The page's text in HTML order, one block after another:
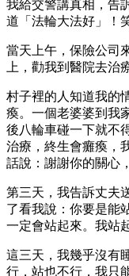
我給交警講真相，告
道「法輪大法好」！
當天上午，保險公司
上，勸我到醫院去治
村子裡的人知道我的
瘓。一個老婆婆到我
後八輪車碰一下就不
治療，終生會癱瘓，
話說：謝謝你的關心
第三天，我告訴丈夫
了看我說：你要是能
一定會站起來。我站
這三天，我幾乎沒有
行，站也不行，我只